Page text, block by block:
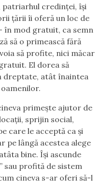
patriarhul credinței, își
țării îi oferă un loc de
mod gratuit, ca semn
să o primească fără
să profite, nici măcar
El dorea să
dreptate, atât înaintea
primește ajutor de
sprijin social,
care le acceptă ca și
pe lângă acestea alege
bine. Își ascunde
sau profită de sistem
cineva s-ar oferi să-l